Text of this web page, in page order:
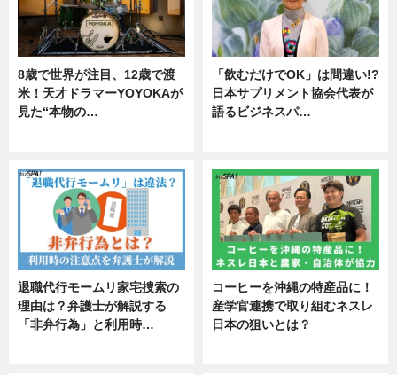
8歳で世界が注目、12歳で渡
米！天才ドラマーYOYOKAが
見た“本物の…
「飲むだけでOK」は間違い!?
日本サプリメント協会代表が
語るビジネスパ…
退職代行モームリ家宅捜索の
理由は？弁護士が解説する
「非弁行為」と利用時…
コーヒーを沖縄の特産品に！
産学官連携で取り組むネスレ
日本の狙いとは？